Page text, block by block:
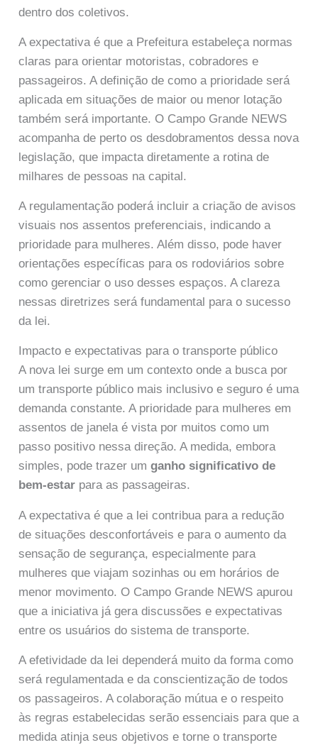
dentro dos coletivos.
A expectativa é que a Prefeitura estabeleça normas
claras para orientar motoristas, cobradores e
passageiros. A definição de como a prioridade será
aplicada em situações de maior ou menor lotação
também será importante. O Campo Grande NEWS
acompanha de perto os desdobramentos dessa nova
legislação, que impacta diretamente a rotina de
milhares de pessoas na capital.
A regulamentação poderá incluir a criação de avisos
visuais nos assentos preferenciais, indicando a
prioridade para mulheres. Além disso, pode haver
orientações específicas para os rodoviários sobre
como gerenciar o uso desses espaços. A clareza
nessas diretrizes será fundamental para o sucesso
da lei.
Impacto e expectativas para o transporte público
A nova lei surge em um contexto onde a busca por
um transporte público mais inclusivo e seguro é uma
demanda constante. A prioridade para mulheres em
assentos de janela é vista por muitos como um
passo positivo nessa direção. A medida, embora
simples, pode trazer umganho significativo de
bem-estar para as passageiras.
A expectativa é que a lei contribua para a redução
de situações desconfortáveis e para o aumento da
sensação de segurança, especialmente para
mulheres que viajam sozinhas ou em horários de
menor movimento. O Campo Grande NEWS apurou
que a iniciativa já gera discussões e expectativas
entre os usuários do sistema de transporte.
A efetividade da lei dependerá muito da forma como
será regulamentada e da conscientização de todos
os passageiros. A colaboração mútua e o respeito
às regras estabelecidas serão essenciais para que a
medida atinja seus objetivos e torne o transporte